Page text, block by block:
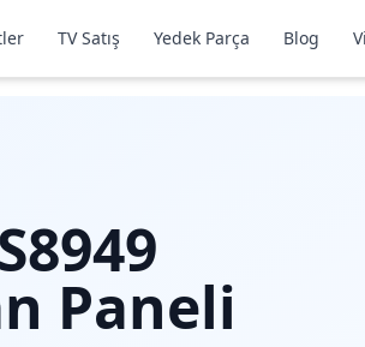
TV Satış Yedek Parça Blog
Paneli